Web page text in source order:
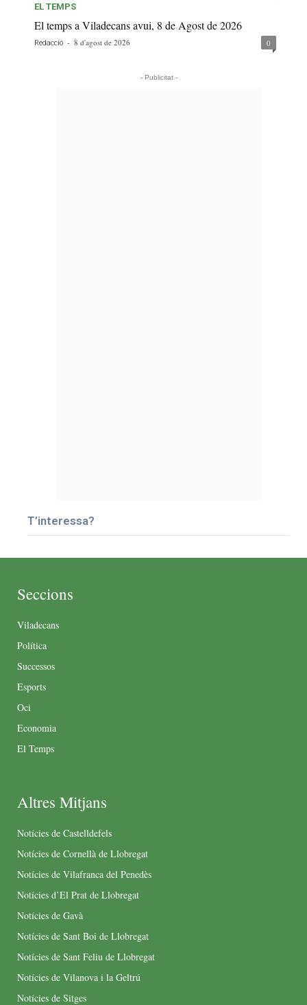
EL TEMPS
El temps a Viladecans avui, 8 de Agost de 2026
Redacció - 8 d'agost de 2026 0
- Publicitat -
T’interessa?
Seccions
Viladecans
Política
Successos
Esports
Oci
Economia
El Temps
Altres Mitjans
Notícies de Castelldefels
Notícies de Cornellà de Llobregat
Notícies de Vilafranca del Penedès
Notícies d’El Prat de Llobregat
Notícies de Gavà
Notícies de Sant Boi de Llobregat
Notícies de Sant Feliu de Llobregat
Notícies de Vilanova i la Geltrú
Notícies de Sitges